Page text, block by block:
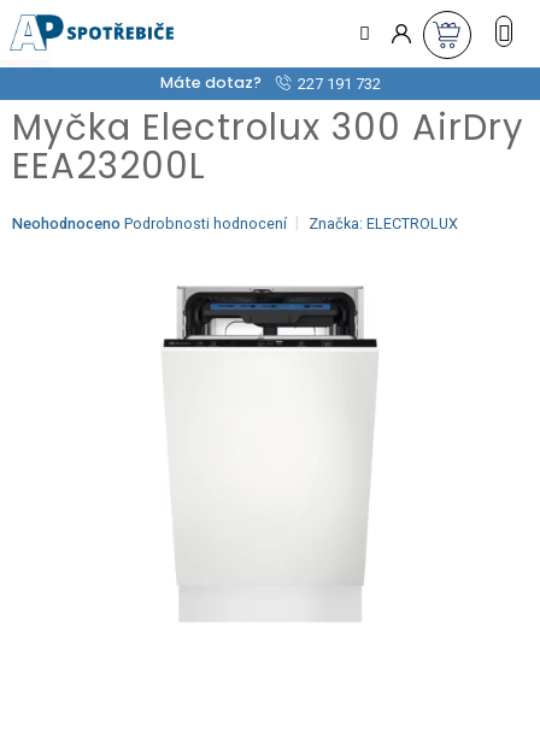
na
obsah
Máte dotaz? 227 191 732
Myčka Electrolux 300 AirDry
EEA23200L
Průměrné
Neohodnoceno Podrobnosti hodnocení Značka: ELECTROLUX